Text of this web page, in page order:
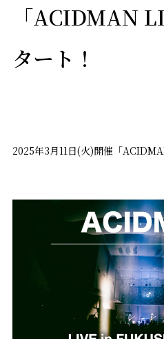
「ACIDMAN
タート！
2025年3月11日(火)開催「